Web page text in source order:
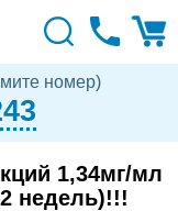
номер)
1,34мг/мл
недель)!!!